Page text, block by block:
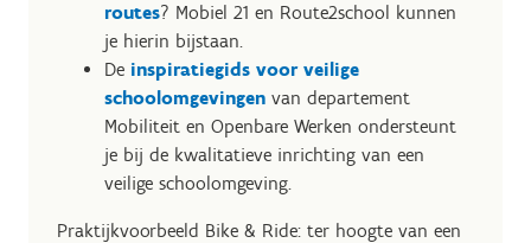
routes? Mobiel 21 en Route2school kunnen
je hierin bijstaan.
De inspiratiegids voor veilige
schoolomgevingen van departement
Mobiliteit en Openbare Werken ondersteunt
je bij de kwalitatieve inrichting van een
veilige schoolomgeving.
Praktijkvoorbeeld Bike & Ride: ter hoogte van een